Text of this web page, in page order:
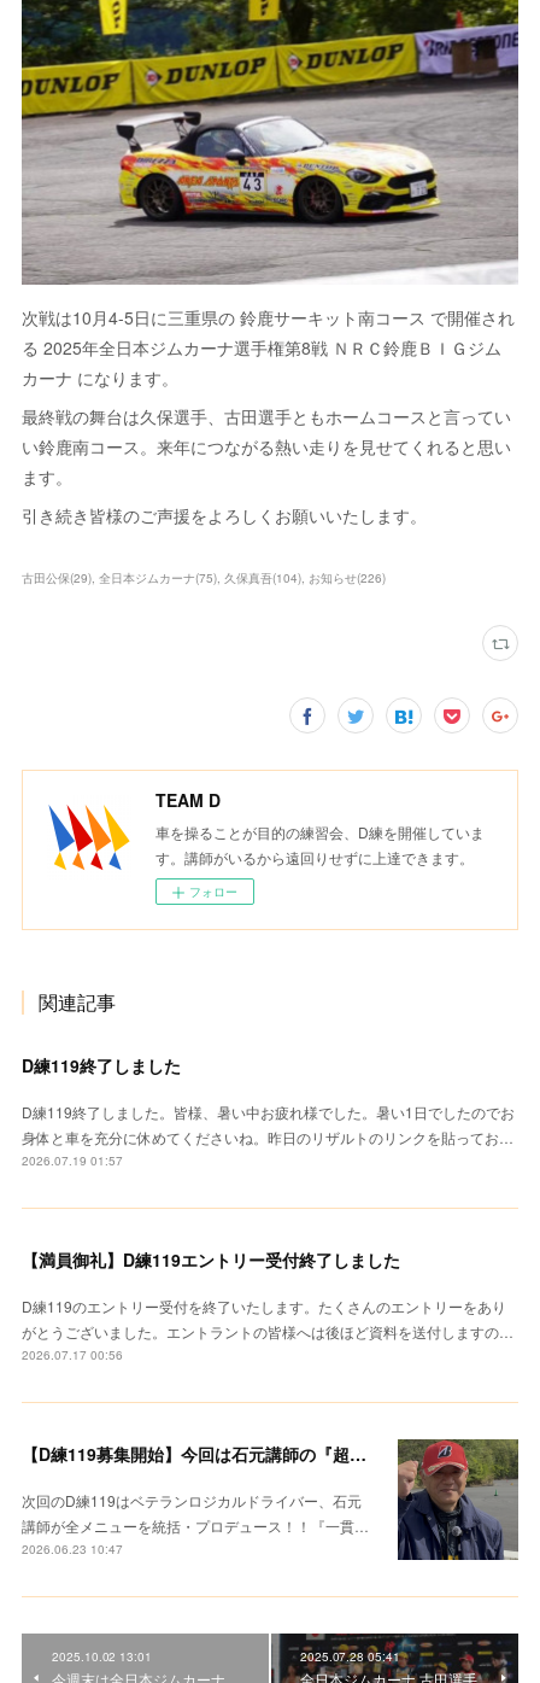
次戦は10月4-5日に三重県の 鈴鹿サーキット南コース で開催され
る 2025年全日本ジムカーナ選手権第8戦 ＮＲＣ鈴鹿ＢＩＧジム
カーナ になります。
最終戦の舞台は久保選手、古田選手ともホームコースと言ってい
い鈴鹿南コース。来年につながる熱い走りを見せてくれると思い
ます。
引き続き皆様のご声援をよろしくお願いいたします。
古田公保(29) 全日本ジムカーナ(75) 久保真吾(104) お知らせ(226)
TEAM D
車を操ることが目的の練習会、D練を開催していま
す。講師がいるから遠回りせずに上達できます。
フォロー
関連記事
D練119終了しました
D練119終了しました。皆様、暑い中お疲れ様でした。暑い1日でしたのでお
身体と車を充分に休めてくださいね。昨日のリザルトのリンクを貼ってお…
2026.07.19 01:57
【満員御礼】D練119エントリー受付終了しました
D練119のエントリー受付を終了いたします。たくさんのエントリーをあり
がとうございました。エントラントの皆様へは後ほど資料を送付しますの…
2026.07.17 00:56
【D練119募集開始】今回は石元講師の『超集中レクチャー』
次回のD練119はベテランロジカルドライバー、石元
講師が全メニューを統括・プロデュース！！『一貫…
2026.06.23 10:47
2025.10.02 13:01 2025.07.28 05:41